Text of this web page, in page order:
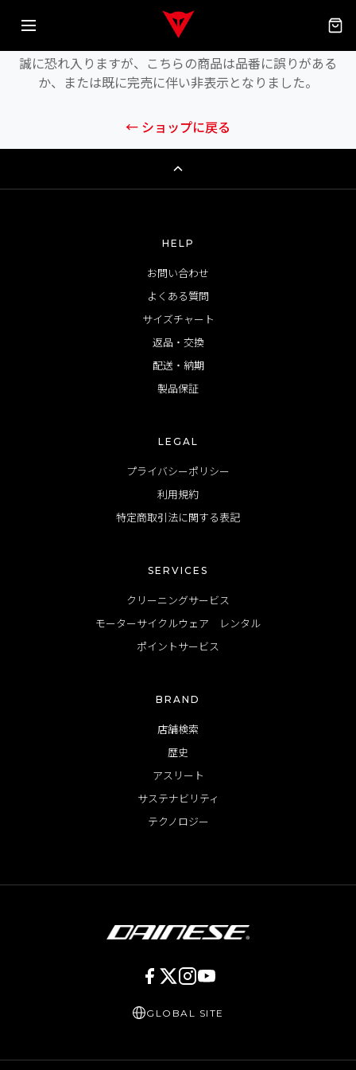
商品が見つかりません
誠に恐れ入りますが、こちらの商品は品番に誤りがある
か、または既に完売に伴い非表示となりました。
← ショップに戻る
HELP
お問い合わせ
よくある質問
サイズチャート
返品・交換
配送・納期
製品保証
LEGAL
プライバシーポリシー
利用規約
特定商取引法に関する表記
SERVICES
クリーニングサービス
モーターサイクルウェア レンタル
ポイントサービス
BRAND
店舗検索
歴史
アスリート
サステナビリティ
テクノロジー
GLOBAL SITE